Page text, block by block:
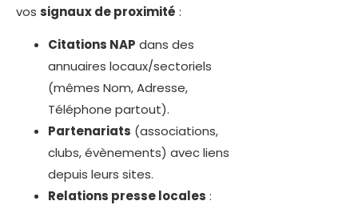
vos signaux de proximité :
Citations NAP dans des
annuaires locaux/sectoriels
(mêmes Nom, Adresse,
Téléphone partout).
Partenariats (associations,
clubs, évènements) avec liens
depuis leurs sites.
Relations presse locales :